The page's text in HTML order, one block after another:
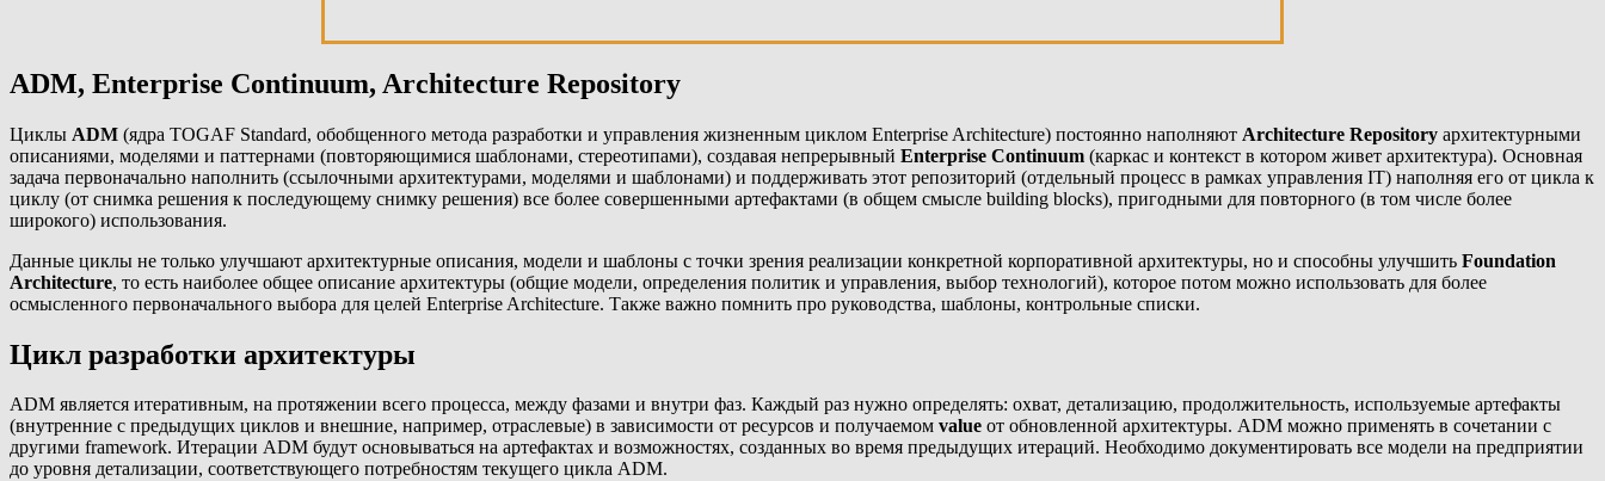
ADM, Enterprise Continuum, Architecture Repository
Циклы ADM (ядра TOGAF Standard, обобщенного метода разработки и управления жизненным циклом Enterprise Architecture) постоянно наполняют Architecture Repository архитектурными
описаниями, моделями и паттернами (повторяющимися шаблонами, стереотипами), создавая непрерывный Enterprise Continuum (каркас и контекст в котором живет архитектура). Основная
задача первоначально наполнить (ссылочными архитектурами, моделями и шаблонами) и поддерживать этот репозиторий (отдельный процесс в рамках управления IT) наполняя его от цикла к
циклу (от снимка решения к последующему снимку решения) все более совершенными артефактами (в общем смысле building blocks), пригодными для повторного (в том числе более
широкого) использования.
Данные циклы не только улучшают архитектурные описания, модели и шаблоны с точки зрения реализации конкретной корпоративной архитектуры, но и способны улучшить Foundation
Architecture, то есть наиболее общее описание архитектуры (общие модели, определения политик и управления, выбор технологий), которое потом можно использовать для более
осмысленного первоначального выбора для целей Enterprise Architecture. Также важно помнить про руководства, шаблоны, контрольные списки.
Цикл разработки архитектуры
ADM является итеративным, на протяжении всего процесса, между фазами и внутри фаз. Каждый раз нужно определять: охват, детализацию, продолжительность, используемые артефакты
(внутренние с предыдущих циклов и внешние, например, отраслевые) в зависимости от ресурсов и получаемом value от обновленной архитектуры. ADM можно применять в сочетании с
другими framework. Итерации ADM будут основываться на артефактах и возможностях, созданных во время предыдущих итераций. Необходимо документировать все модели на предприятии
до уровня детализации, соответствующего потребностям текущего цикла ADM.